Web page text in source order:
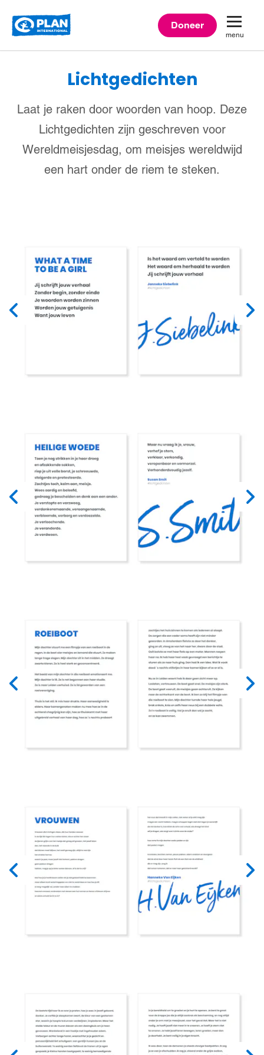
Doneer
menu
Lichtgedichten
Laat je raken door woorden van hoop. Deze
Lichtgedichten zijn geschreven voor
Wereldmeisjesdag, om meisjes wereldwijd
een hart onder de riem te steken.